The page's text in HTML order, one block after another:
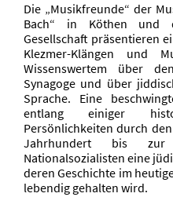
Die „Musikfreunde“ der
Bach“ in Köthen und
Gesellschaft präsentieren
Klezmer-Klängen und
Wissenswertem über
Synagoge und über
Sprache. Eine
entlang einiger
Persönlichkeiten durch
Jahrhundert bis
Nationalsozialisten eine
deren Geschichte im
lebendig gehalten wird.